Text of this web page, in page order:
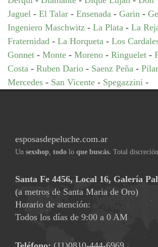
Jaguel - El Talar - Ensenada - Garin -
Ingeniero Maschwitz - La Plata - La
Fraternidad - La Horqueta - Los
Gonnet - Monte - Moreno - Ringuelet -
Costa - Ruben Dario - Saenz Peña - Pilar
Mercedes - San Vicente - Spegazzini -
esposasdepeluche.com.ar
Un sexshop todo lo que buscás. Total discreción.
Santa Fe 4456, Local 16, Galería
(a metros de Santa Maria de Oro)
Horario de atención:
Todos los días de 9:00 a 0 AM